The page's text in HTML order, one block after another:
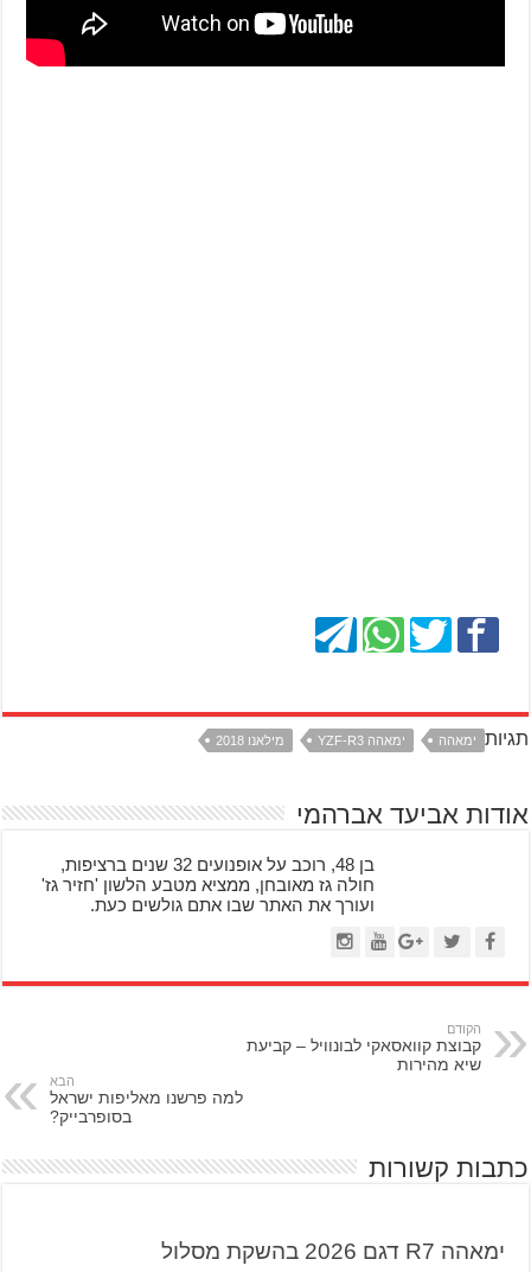
תגיות ימאהה ימאהה YZF-R3 מילאנו 2018
אודות אביעד אברהמי
בן 48, רוכב על אופנועים 32 שנים ברציפות,
חולה גז מאובחן, ממציא מטבע הלשון 'חזיר גז'
ועורך את האתר שבו אתם גולשים כעת.
הקודם
קבוצת קוואסאקי לבונוויל – קביעת
שיא מהירות
הבא
למה פרשנו מאליפות ישראל
בסופרבייק?
כתבות קשורות
ימאהה R7 דגם 2026 בהשקת מסלול